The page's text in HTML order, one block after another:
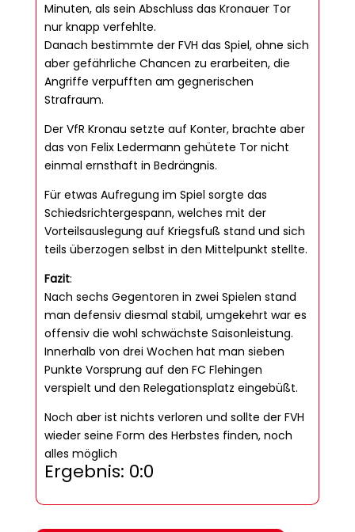
Minuten, als sein Abschluss das Kronauer Tor
nur knapp verfehlte.
Danach bestimmte der FVH das Spiel, ohne sich
aber gefährliche Chancen zu erarbeiten, die
Angriffe verpufften am gegnerischen
Strafraum.
Der VfR Kronau setzte auf Konter, brachte aber
das von Felix Ledermann gehütete Tor nicht
einmal ernsthaft in Bedrängnis.
Für etwas Aufregung im Spiel sorgte das
Schiedsrichtergespann, welches mit der
Vorteilsauslegung auf Kriegsfuß stand und sich
teils überzogen selbst in den Mittelpunkt stellte.
Fazit:
Nach sechs Gegentoren in zwei Spielen stand
man defensiv diesmal stabil, umgekehrt war es
offensiv die wohl schwächste Saisonleistung.
Innerhalb von drei Wochen hat man sieben
Punkte Vorsprung auf den FC Flehingen
verspielt und den Relegationsplatz eingebüßt.
Noch aber ist nichts verloren und sollte der FVH
wieder seine Form des Herbstes finden, noch
alles möglich
Ergebnis: 0:0